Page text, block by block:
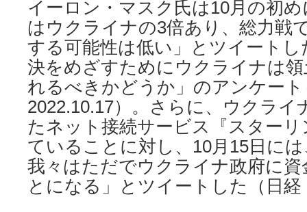
イーロン・マスク氏は10月の初
はウクライナの3倍あり、総力戦
する可能性は低い」とツイート
決をめざすためにウクライナは
れるべきかどうか」のアンケー
2022.10.17）。さらに、ウクライ
たネット接続サービス『スター
ていることに対し、10月15日に
我々はただでウクライナ政府に
とになる」とツイートした（日経